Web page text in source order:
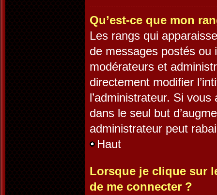
Qu’est-ce que mon
Les rangs qui
de messages postés ou
modérateurs et
directement modifier
l’administrateur. Si
dans le seul but
administrateur peut
Haut
Lorsque je clique sur
de me connecter ?